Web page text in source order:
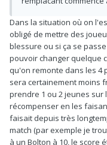
Dans la situation où on
obligé de mettre des
blessure ou si ça se
pouvoir changer quelque
qu'on remonte dans les 4
sera certainement moins
prendre 1 ou 2 jeunes sur
récompenser en les
faisait depuis très
match (par exemple je
à un Bolton à 10, le score